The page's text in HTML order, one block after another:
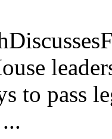
to pass